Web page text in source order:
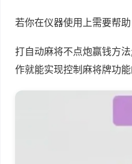
若你在仪器使用上需要帮
打自动麻将不点炮赢钱方
作就能实现控制麻将牌功能